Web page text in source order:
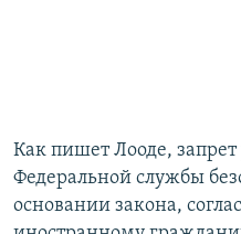
​Как пишет Лооде,
Федеральной службы
основании закона,